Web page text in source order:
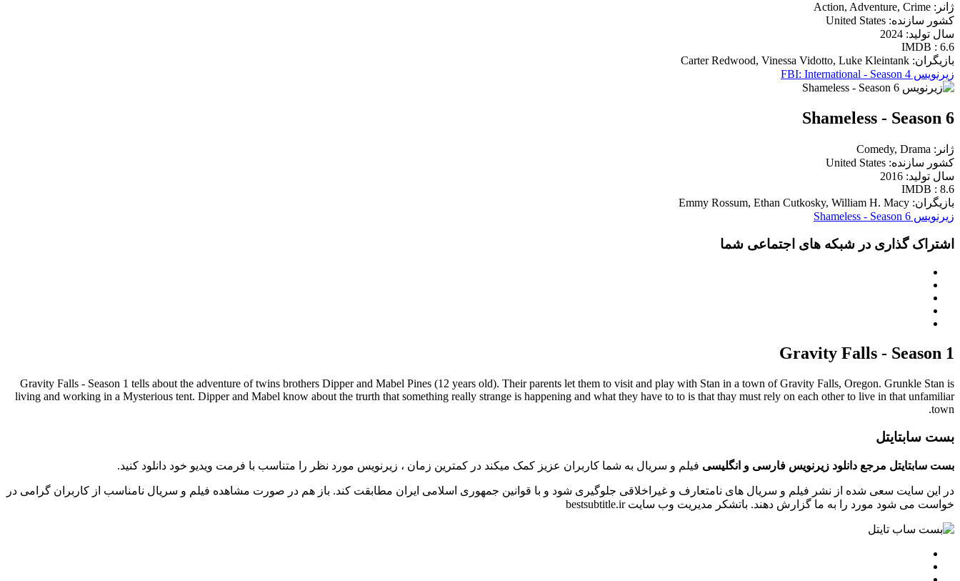
ژانر: Action, Adventure, Crime
کشور سازنده: United States
سال تولید: 2024
IMDB : 6.6
بازیگران: Carter Redwood, Vinessa Vidotto, Luke Kleintank
زیرنویس FBI: International - Season 4
Shameless - Season 6
ژانر: Comedy, Drama
کشور سازنده: United States
سال تولید: 2016
IMDB : 8.6
بازیگران: Emmy Rossum, Ethan Cutkosky, William H. Macy
زیرنویس Shameless - Season 6
اشتراک گذاری در شبکه های اجتماعی شما
Gravity Falls - Season 1
Gravity Falls - Season 1 tells about the adventure of twins brothers Dipper and Mabel Pines (12 years old). Their parents let them to visit and play with Stan in a town of Gravity Falls, Oregon. Grunkle Stan is
living and working in a Mysterious tent. Dipper and Mabel know about the trurth that something really strange is happening and what they have to to is that thay must rely on each other to live in that unfamiliar
town.
بست سابتایتل
بست سابتایتل مرجع دانلود زیرنویس فارسی و انگلیسی فیلم و سریال به شما کاربران عزیز کمک میکند در کمترین زمان ، زیرنویس مورد نظر را متناسب با فرمت ویدیو خود دانلود کنید.
در این سایت سعی شده از نشر فیلم و سریال های نامتعارف و غیراخلاقی جلوگیری شود و با قوانین جمهوری اسلامی ایران مطابقت کند. باز هم در صورت مشاهده فیلم و سریال نامناسب از کاربران گرامی در
خواست می شود مورد را به ما گزارش دهند. باتشکر مدیریت وب سایت bestsubtitle.ir